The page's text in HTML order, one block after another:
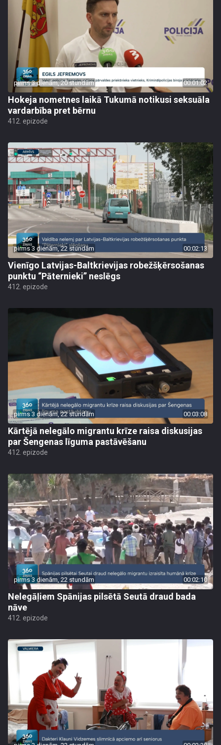
pirms 3 dienām, 20 stundām 00:01:02
Hokeja nometnes laikā Tukumā notikusi seksuāla
vardarbība pret bērnu
412. epizode
pirms 3 dienām, 22 stundām 00:02:13
Vienīgo Latvijas-Baltkrievijas robežšķērsošanas
punktu “Pāternieki” neslēgs
412. epizode
pirms 3 dienām, 22 stundām 00:03:08
Kārtējā nelegālo migrantu krīze raisa diskusijas
par Šengenas līguma pastāvēšanu
412. epizode
pirms 3 dienām, 22 stundām 00:02:10
Nelegāļiem Spānijas pilsētā Seutā draud bada
nāve
412. epizode